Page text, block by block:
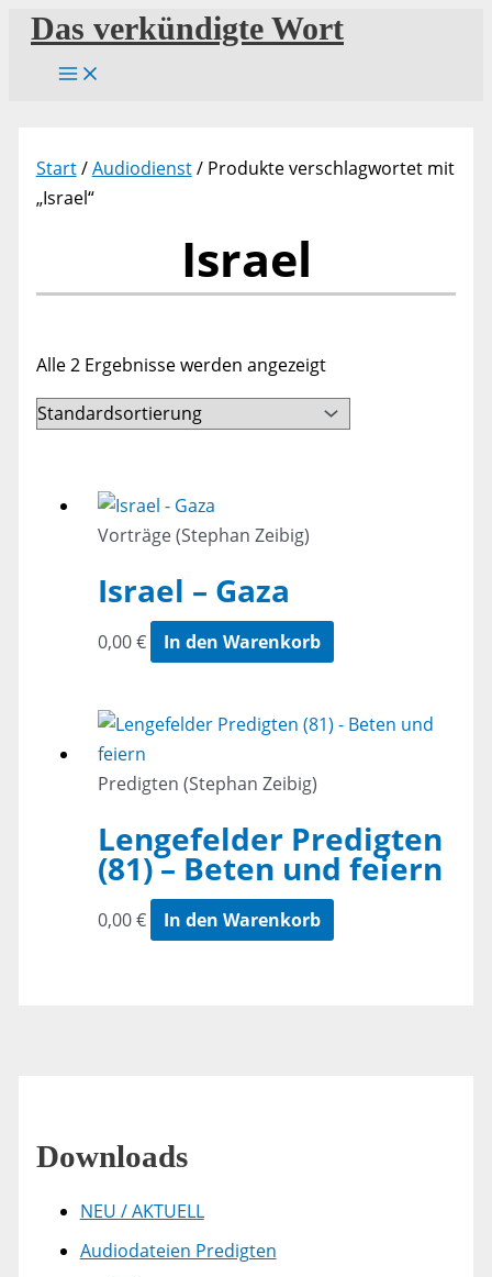
Zum
Inhalt
springen
Das verkündigte Wort
Start/Audiodienst/ Produkte verschlagwortet mit
„Israel“
Israel
Alle 2 Ergebnisse werden angezeigt
Vorträge (Stephan Zeibig)
Israel – Gaza
0,00€ In den Warenkorb
Predigten (Stephan Zeibig)
Lengefelder Predigten
(81) – Beten und feiern
0,00€ In den Warenkorb
Downloads
NEU / AKTUELL
Audiodateien Predigten